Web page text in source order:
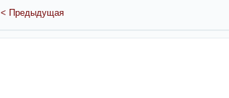
< Предыдущая